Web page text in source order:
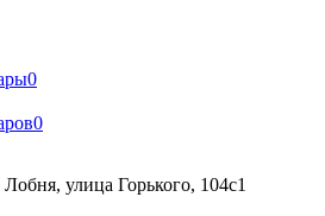
0
0
улица Горького, 104с1